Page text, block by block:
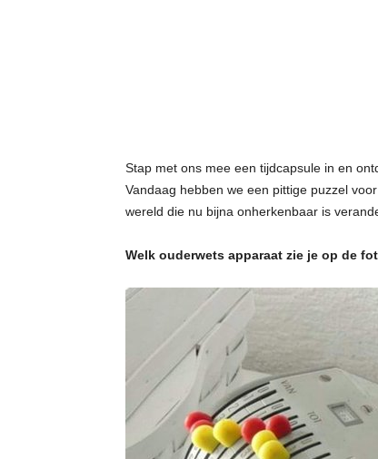
Stap met ons mee een tijdcapsule in en
Vandaag hebben we een pittige puzzel
wereld die nu bijna onherkenbaar is
Welk ouderwets apparaat zie je op de